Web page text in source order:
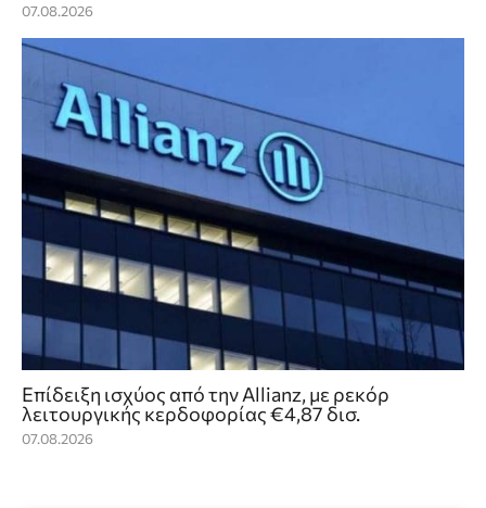
07.08.2026
Επίδειξη ισχύος από την Allianz, με ρεκόρ
λειτουργικής κερδοφορίας €4,87 δισ.
07.08.2026